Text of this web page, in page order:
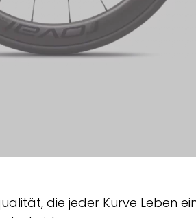
die jeder Kurve Leben